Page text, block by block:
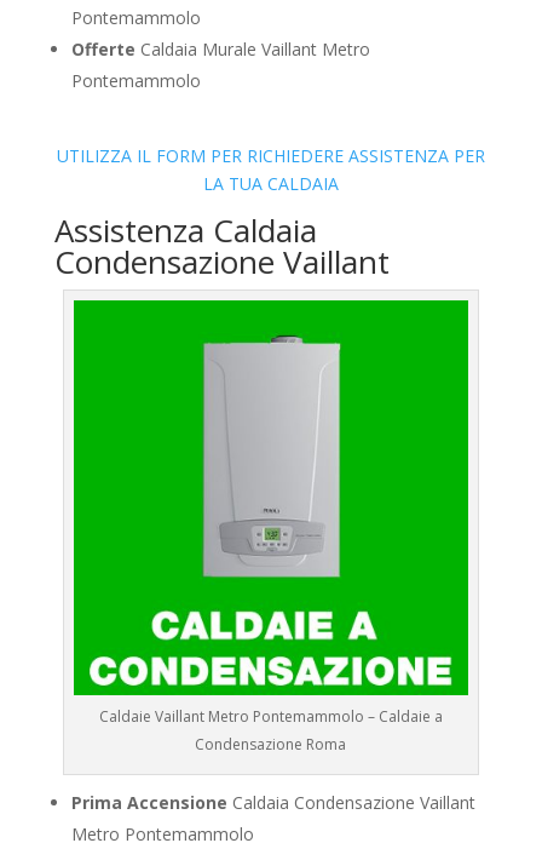
Pontemammolo
Offerte Caldaia Murale Vaillant Metro
Pontemammolo
UTILIZZA IL FORM PER RICHIEDERE ASSISTENZA PER
LA TUA CALDAIA
Assistenza Caldaia
Condensazione Vaillant
Caldaie Vaillant Metro Pontemammolo – Caldaie a
Condensazione Roma
Prima Accensione Caldaia Condensazione Vaillant
Metro Pontemammolo